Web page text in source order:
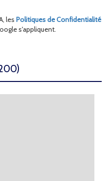
les Politiques de Confidentialité
s'appliquent.